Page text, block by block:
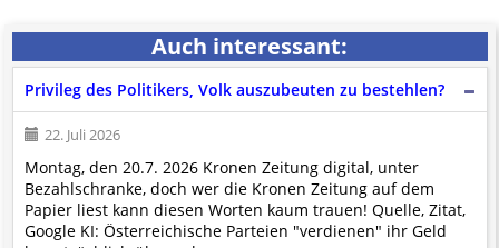
Spielraum für das sog. "Richterrecht", welches alleine aufgrund
schwammiger Gesetze gewisse Parteien bevorzugen kann.
Wir verweisen hiermit auf den
Links
und betonen ausdrücklich, dass wir die im Abs. 1 des § 17 ECG
genannte Überprüfung etwaiger Rechtswidrigkeit im verlinkten Inhalt
nicht immer gewährleisten können.
Die Betreiber und die Autoren dieser Website sind weder Juristen, noch
beschäftigen sie solche, dürfen und können daherkeine
Rechtsgutachten über externen Contenterstellen.
Auch interessant:
Privileg des Politikers, Volk auszubeuten zu bestehlen?
22. Juli 2026
Montag, den 20.7. 2026 Kronen Zeitung digital, unter
Bezahlschranke, doch wer die Kronen Zeitung auf dem
Papier liest kann diesen Worten kaum trauen! Quelle, Zitat,
Google KI: Österreichische Parteien "verdienen" ihr Geld